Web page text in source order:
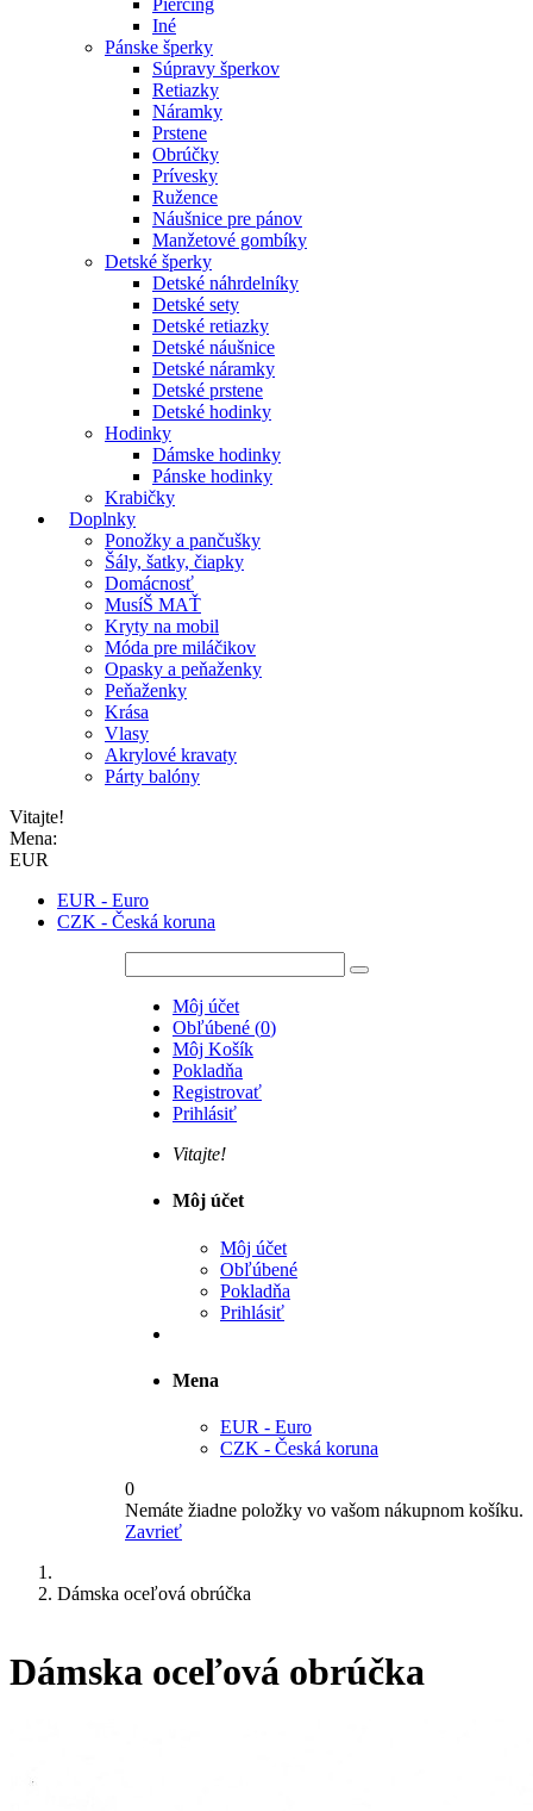
Piercing
Iné
Pánske šperky
Súpravy šperkov
Retiazky
Náramky
Prstene
Obrúčky
Prívesky
Ružence
Náušnice pre pánov
Manžetové gombíky
Detské šperky
Detské náhrdelníky
Detské sety
Detské retiazky
Detské náušnice
Detské náramky
Detské prstene
Detské hodinky
Hodinky
Dámske hodinky
Pánske hodinky
Krabičky
Doplnky
Ponožky a pančušky
Šály, šatky, čiapky
Domácnosť
MusíŠ MAŤ
Kryty na mobil
Móda pre miláčikov
Opasky a peňaženky
Peňaženky
Krása
Vlasy
Akrylové kravaty
Párty balóny
Vitajte!
Mena:
EUR
EUR - Euro
CZK - Česká koruna
Môj účet
Obľúbené (0)
Môj Košík
Pokladňa
Registrovať
Prihlásiť
Vitajte!
Môj účet
Môj účet
Obľúbené
Pokladňa
Prihlásiť
Mena
EUR - Euro
CZK - Česká koruna
0
Nemáte žiadne položky vo vašom nákupnom košíku.
Zavrieť
Dámska oceľová obrúčka
Dámska oceľová obrúčka